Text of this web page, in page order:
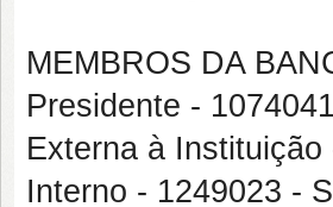
MEMBROS DA
Presidente -
Externa à
Interno - 1249023 -